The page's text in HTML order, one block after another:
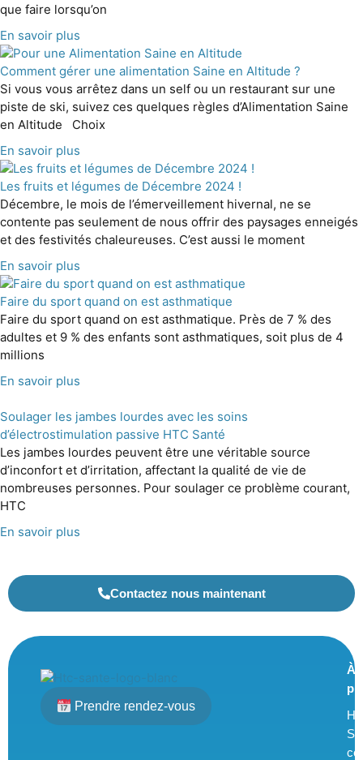
que faire lorsqu’on
En savoir plus
Comment gérer une alimentation Saine en Altitude ?
Si vous vous arrêtez dans un self ou un restaurant sur une
piste de ski, suivez ces quelques règles d’Alimentation Saine
en Altitude Choix
En savoir plus
Les fruits et légumes de Décembre 2024 !
Décembre, le mois de l’émerveillement hivernal, ne se
contente pas seulement de nous offrir des paysages enneigés
et des festivités chaleureuses. C’est aussi le moment
En savoir plus
Faire du sport quand on est asthmatique
Faire du sport quand on est asthmatique. Près de 7 % des
adultes et 9 % des enfants sont asthmatiques, soit plus de 4
millions
En savoir plus
Soulager les jambes lourdes avec les soins
d’électrostimulation passive HTC Santé
Les jambes lourdes peuvent être une véritable source
d’inconfort et d’irritation, affectant la qualité de vie de
nombreuses personnes. Pour soulager ce problème courant,
HTC
En savoir plus
Contactez nous maintenant
Prendre rendez-vous
À
ce